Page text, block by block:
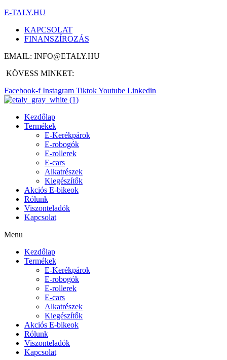
E-TALY.HU
KAPCSOLAT
FINANSZÍROZÁS
EMAIL: INFO@ETALY.HU
KÖVESS MINKET:
Facebook-f Instagram TiktokYoutube Linkedin
Kezdőlap
Termékek
E-Kerékpárok
E-robogók
E-rollerek
E-cars
Alkatrészek
Kiegészítők
Akciós E-bikeok
Rólunk
Viszonteladók
Kapcsolat
Menu
Kezdőlap
Termékek
E-Kerékpárok
E-robogók
E-rollerek
E-cars
Alkatrészek
Kiegészítők
Akciós E-bikeok
Rólunk
Viszonteladók
Kapcsolat